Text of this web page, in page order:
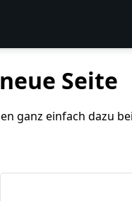
Seite
ganz einfach dazu